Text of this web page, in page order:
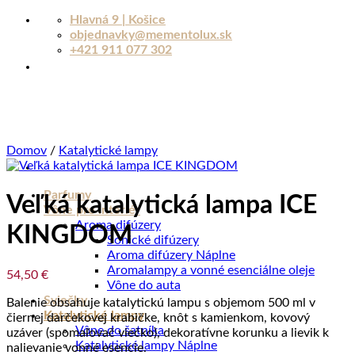
Skip
Hlavná 9 | Košice
objednavky@mementolux.sk
+421 911 077 302
Parfumy
Vône pre interiér
Aroma difúzery
Sonické difúzery
Aroma difúzery Náplne
Aromalampy a vonné esenciálne oleje
Vône do auta
Sviečky
Katalytické lampy
Vône do šatníka
Katalytické lampy Náplne
Domov / Katalytické lampy
Veľká katalytická lampa ICE
KINGDOM
54,50 €
Balenie obsahuje katalytickú lampu s objemom 500 ml v
čiernej darčekovej krabičke, knôt s kamienkom, kovový
uzáver (spomaľovač viečko), dekoratívne korunku a lievik k
nalievanie vonné esencie.